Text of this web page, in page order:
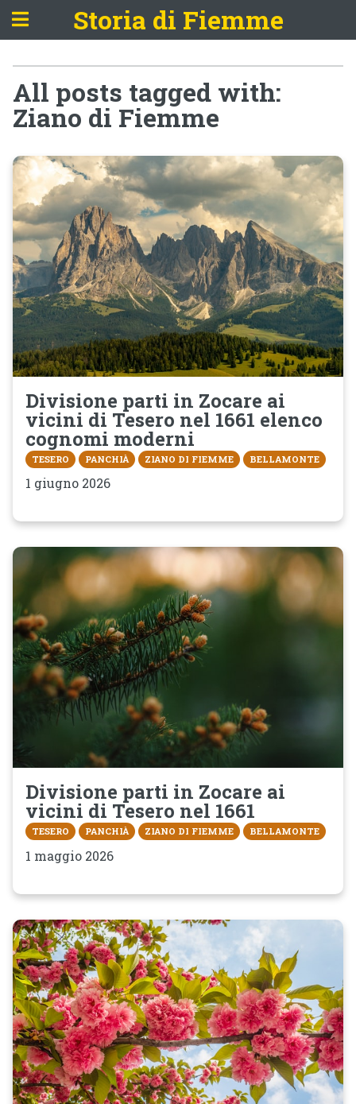
Storia di Fiemme
All posts tagged with:
Ziano di Fiemme
Divisione parti in Zocare ai
vicini di Tesero nel 1661 elenco
cognomi moderni
TESERO PANCHIÀ ZIANO DI FIEMME BELLAMONTE
1 giugno 2026
Divisione parti in Zocare ai
vicini di Tesero nel 1661
TESERO PANCHIÀ ZIANO DI FIEMME BELLAMONTE
1 maggio 2026